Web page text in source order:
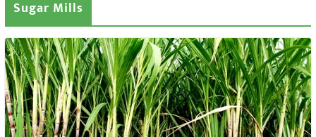
Sugar Mills